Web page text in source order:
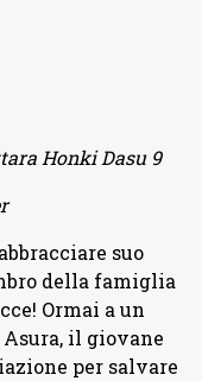
Honki Dasu 9
suo
della famiglia
Ormai a un
il giovane
per salvare